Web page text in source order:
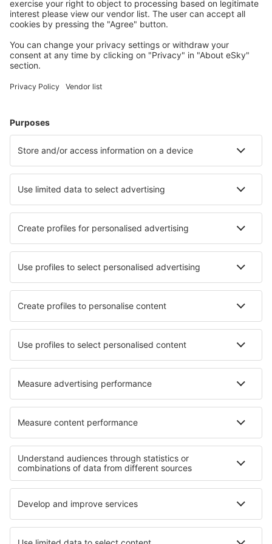
Planifică-ți călătoria
Bilete de avion
Zbor+Hotel
Află mai multe
Companii aeriene
Wizz Air
Lufthansa
Despre eSky
Cariere
Termeni şi condiţii
Rezervările mele
Politica de Confidențialitate
Politică cookie
Asistenţă şi contact